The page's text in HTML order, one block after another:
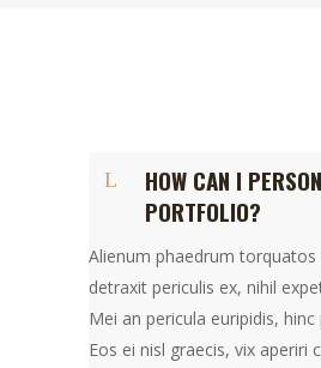
HOW CAN I
PORTFOLIO?
Alienum phaedrum torquatos
detraxit periculis ex, nihil
Mei an pericula euripidis,
Eos ei nisl graecis, vix aperiri